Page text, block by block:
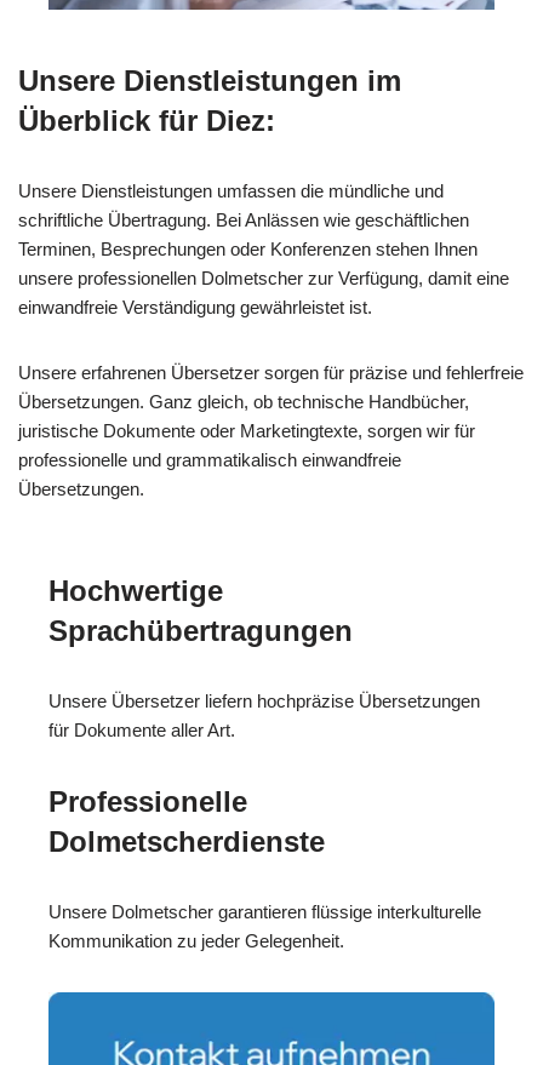
Unsere Dienstleistungen im
Überblick für Diez:
Unsere Dienstleistungen umfassen die mündliche und
schriftliche Übertragung. Bei Anlässen wie geschäftlichen
Terminen, Besprechungen oder Konferenzen stehen Ihnen
unsere professionellen Dolmetscher zur Verfügung, damit eine
einwandfreie Verständigung gewährleistet ist.
Unsere erfahrenen Übersetzer sorgen für präzise und fehlerfreie
Übersetzungen. Ganz gleich, ob technische Handbücher,
juristische Dokumente oder Marketingtexte, sorgen wir für
professionelle und grammatikalisch einwandfreie
Übersetzungen.
Hochwertige
Sprachübertragungen
Unsere Übersetzer liefern hochpräzise Übersetzungen
für Dokumente aller Art.
Professionelle
Dolmetscherdienste
Unsere Dolmetscher garantieren flüssige interkulturelle
Kommunikation zu jeder Gelegenheit.